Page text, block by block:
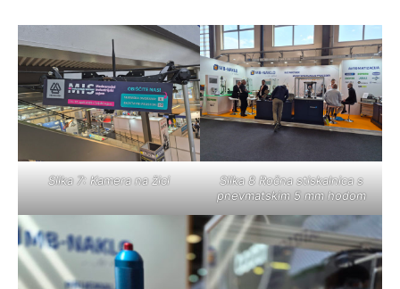
Slika 7: Kamera na žici
Slika 8 Ročna stiskalnica s
pnevmatskim 5 mm hodom